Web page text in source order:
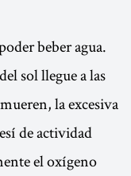
beber agua.
sol llegue a las
la excesiva
de actividad
el oxígeno